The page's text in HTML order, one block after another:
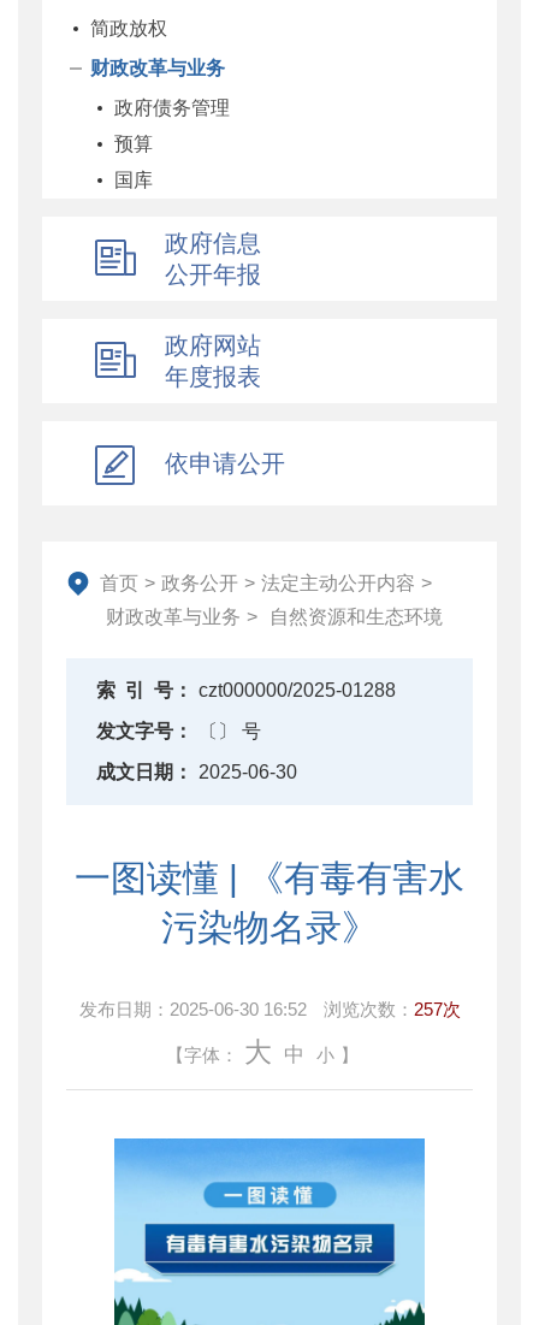
简政放权
财政改革与业务
政府债务管理
预算
国库
科教和文化
农业农村
自然资源和生态环境
乡村振兴
资产监督管理
金融工作
财政内控监督
下载中心
重点领域信息公开
政府信息
公开年报
政府网站
年度报表
依申请公开
首页 > 政务公开 > 法定主动公开内容 >
财政改革与业务 > 自然资源和生态环境
索 引 号：
czt000000/2025-01288
发文字号：
〔〕 号
成文日期：
2025-06-30
一图读懂 | 《有毒有害水
污染物名录》
发布日期： 2025-06-30 16:52 浏览次数： 257次
【字体： 大 中 小 】